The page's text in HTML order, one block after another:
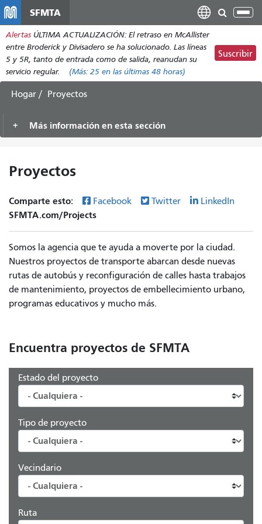
contenido
principal
SFMTA
Alertas ÚLTIMA ACTUALIZACIÓN: El retraso en McAllister
entre Broderick y Divisadero se ha solucionado. Las líneas
5 y 5R, tanto de entrada como de salida, reanudan su
servicio regular.
(Más: 25 en las últimas 48 horas)
Suscribir
Hogar Proyectos
Más información en esta sección
Proyectos
Comparte esto: Facebook Twitter LinkedIn
SFMTA.com/Projects
Somos la agencia que te ayuda a moverte por la ciudad.
Nuestros proyectos de transporte abarcan desde nuevas
rutas de autobús y reconfiguración de calles hasta trabajos
de mantenimiento, proyectos de embellecimiento urbano,
programas educativos y mucho más.
Encuentra proyectos de SFMTA
Estado del proyecto
Tipo de proyecto
Vecindario
Ruta